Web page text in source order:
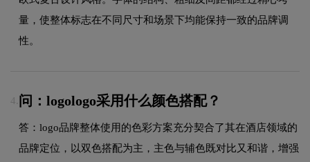
量，使整体标志在不同尺寸和场景下均能保持一致的品牌调
性。
4. 问：logologo采用什么颜色搭配？
答：logo品牌整体使用的色彩方案充分契合了其在酒店领域的
品牌定位，以双色搭配为主，主色与辅色既对比又和谐，增强